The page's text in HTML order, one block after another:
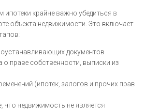
ипотеки крайне важно убедиться в
объекта недвижимости. Это включает
документов
о праве собственности, выписки из
(ипотек, залогов и прочих прав
что недвижимость не является